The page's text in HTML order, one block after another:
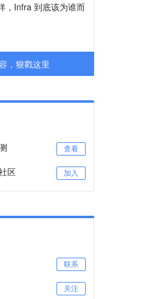
，Infra 到底该为谁而
，狠戳这里
查看
区 加入
联系
关注